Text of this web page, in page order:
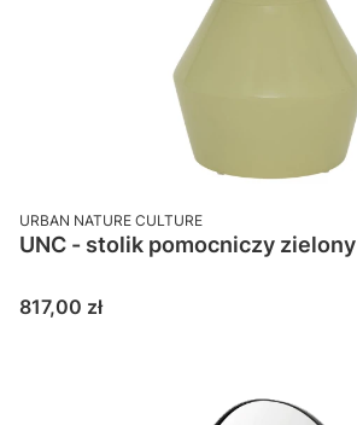
PRODUCENT
URBAN NATURE CULTURE
UNC - stolik pomocniczy zielony
Cena
817,00 zł